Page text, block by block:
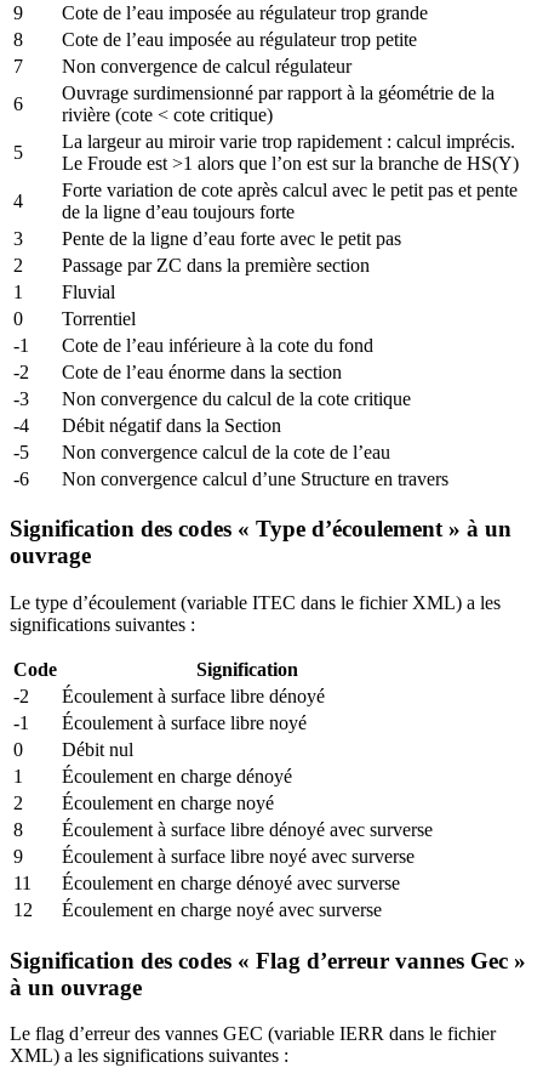
9
Cote de l’eau imposée au régulateur trop grande
8
Cote de l’eau imposée au régulateur trop petite
7
Non convergence de calcul régulateur
6
Ouvrage surdimensionné par rapport à la géométrie de la
rivière (cote < cote critique)
5
La largeur au miroir varie trop rapidement : calcul imprécis.
Le Froude est >1 alors que l’on est sur la branche de HS(Y)
4
Forte variation de cote après calcul avec le petit pas et pente
de la ligne d’eau toujours forte
3
Pente de la ligne d’eau forte avec le petit pas
2
Passage par ZC dans la première section
1
Fluvial
0
Torrentiel
-1
Cote de l’eau inférieure à la cote du fond
-2
Cote de l’eau énorme dans la section
-3
Non convergence du calcul de la cote critique
-4
Débit négatif dans la Section
-5
Non convergence calcul de la cote de l’eau
-6
Non convergence calcul d’une Structure en travers
Signification des codes « Type d’écoulement » à un
ouvrage
Le type d’écoulement (variable ITEC dans le fichier XML) a les
significations suivantes :
Code
Signification
-2
Écoulement à surface libre dénoyé
-1
Écoulement à surface libre noyé
0
Débit nul
1
Écoulement en charge dénoyé
2
Écoulement en charge noyé
8
Écoulement à surface libre dénoyé avec surverse
9
Écoulement à surface libre noyé avec surverse
11
Écoulement en charge dénoyé avec surverse
12
Écoulement en charge noyé avec surverse
Signification des codes « Flag d’erreur vannes Gec »
à un ouvrage
Le flag d’erreur des vannes GEC (variable IERR dans le fichier
XML) a les significations suivantes :